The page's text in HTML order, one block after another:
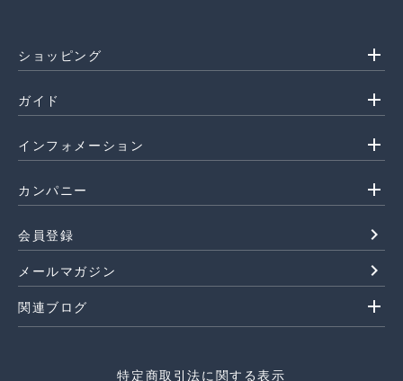
ショッピング add
ガイド add
インフォメーション add
カンパニー add
会員登録 navigate_next
メールマガジン navigate_next
関連ブログ add
特定商取引法に関する表示